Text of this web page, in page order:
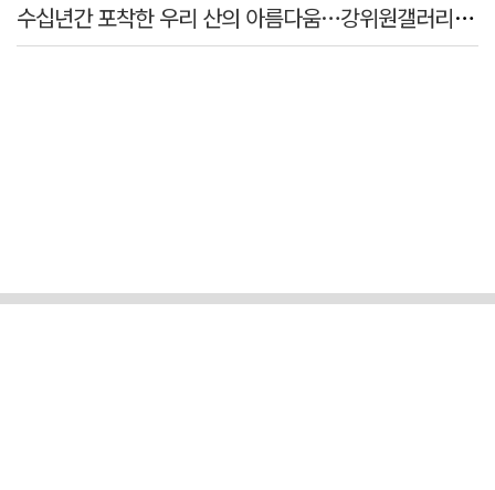
수십년간 포착한 우리 산의 아름다움…강위원갤러리 '팔공·지리展' 개최